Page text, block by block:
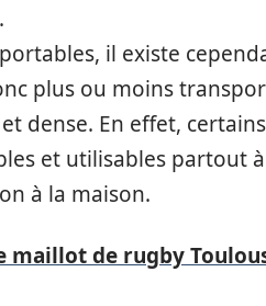
il existe
plus ou moins
dense. En effet,
et utilisables partout
à la maison.
maillot de rugby